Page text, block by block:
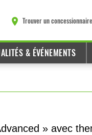
Trouver un concessionnaire
& ÉVÉNEMENTS
» avec